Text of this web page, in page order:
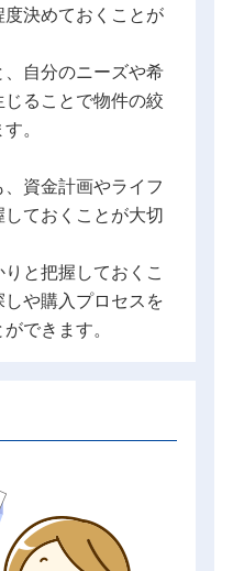
決めておくことが
自分のニーズや希
ることで物件の絞
。
資金計画やライフ
ておくことが大切
と把握しておくこ
や購入プロセスを
できます。